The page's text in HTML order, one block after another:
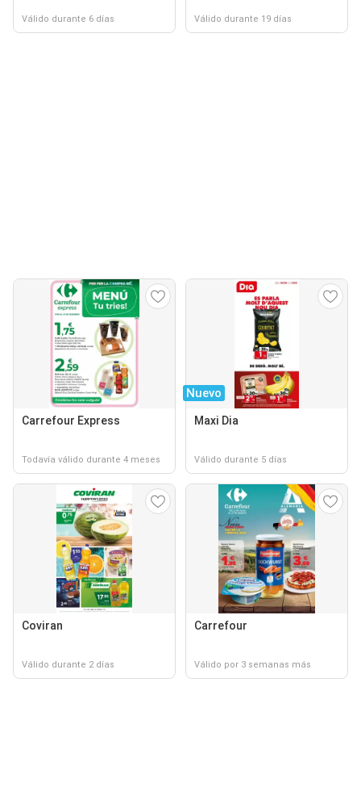
Válido durante 6 días Válido durante 19 días
Carrefour Express
Todavía válido durante 4 meses
Nuevo
Maxi Dia
Válido durante 5 días
Coviran
Válido durante 2 días
Carrefour
Válido por 3 semanas más